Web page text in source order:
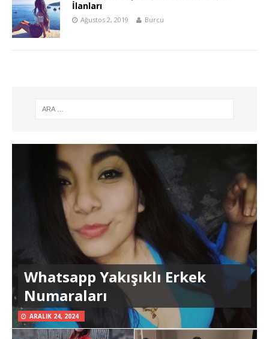
İlanları
Ağustos 2, 2019 Burcu
Whatsapp Yakışıklı Erkek
Numaraları
ARALIK 24, 2024